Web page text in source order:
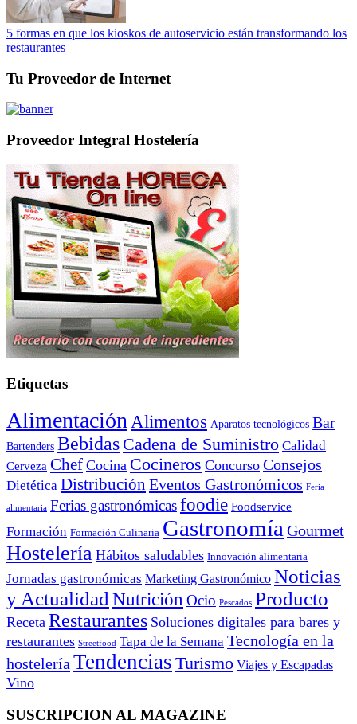
5 formas en que los kioskos de autoservicio están transformando los
restaurantes
Tu Proveedor de Internet
Proveedor Integral Hostelería
Etiquetas
Alimentación Alimentos Aparatos tecnológicos Bar
Bartenders Bebidas Cadena de Suministro Calidad
Cerveza Chef Cocina Cocineros Concurso Consejos
Dietética Distribución Eventos Gastronómicos Feria
alimentaria Ferias gastronómicasfoodie Foodservice
Formación Formación Culinaria Gastronomía Gourmet
Hostelería Hábitos saludables Innovación alimentaria
Jornadas gastronómicas Marketing Gastronómico Noticias
y Actualidad Nutrición Ocio Pescados Producto
Receta Restaurantes Soluciones digitales para bares y
restaurantes Streetfood Tapa de la Semana Tecnología en la
hostelería Tendencias Turismo Viajes y Escapadas
Vino
SUSCRIPCION AL MAGAZINE